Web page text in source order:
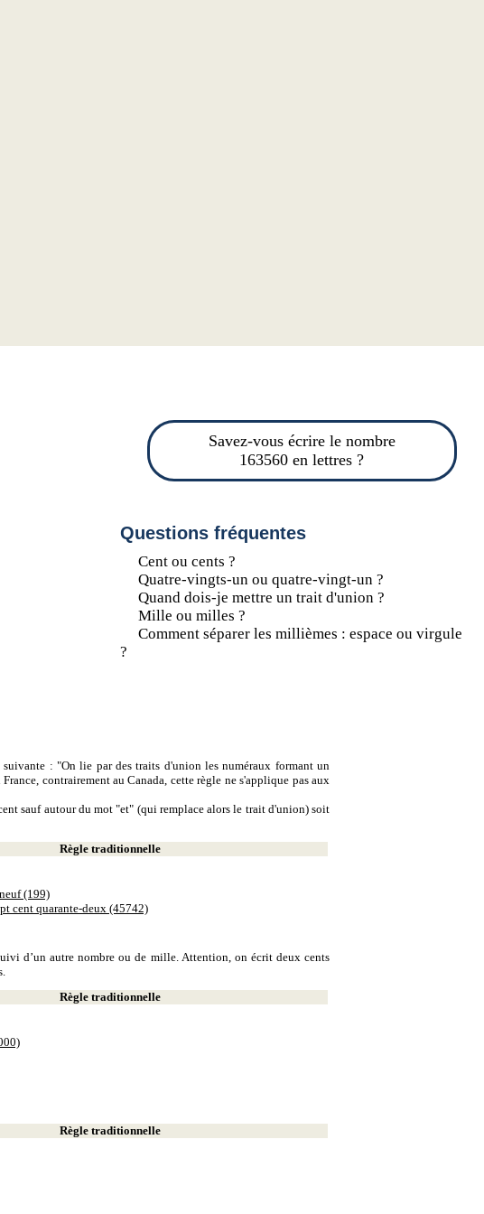
Savez-vous écrire le nombre
163560 en lettres ?
Questions fréquentes
Cent ou cents ?
Quatre-vingts-un ou quatre-vingt-un ?
Quand dois-je mettre un trait d'union ?
Mille ou milles ?
Comment séparer les millièmes : espace ou virgule
?
: "On lie par des traits d'union les numéraux formant un
contrairement au Canada, cette règle ne s'applique pas aux
sauf autour du mot "et" (qui remplace alors le trait d'union) soit
Règle traditionnelle
(199)
cent quarante-deux (45742)
d’un autre nombre ou de mille. Attention, on écrit deux cents
Règle traditionnelle
Règle traditionnelle